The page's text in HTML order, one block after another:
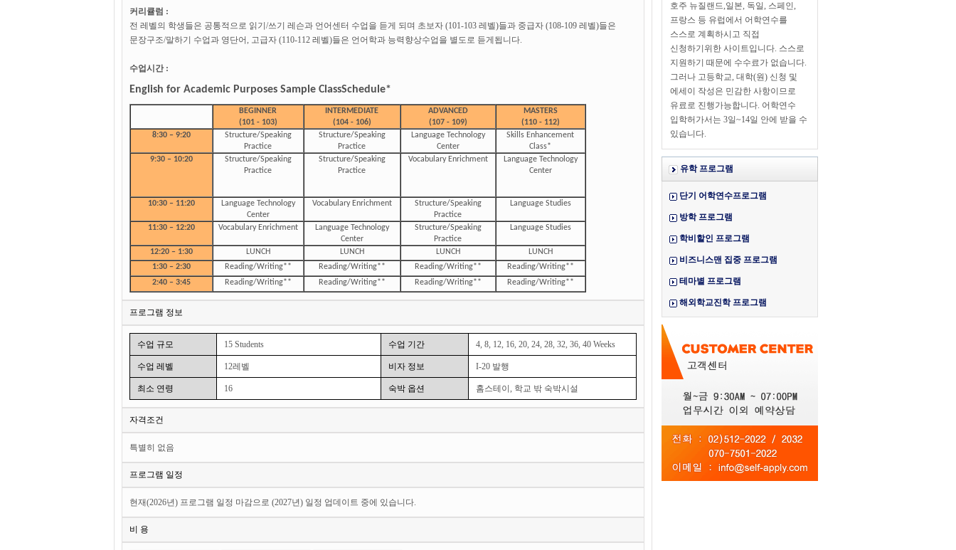
커리큘럼 :
전 레벨의 학생들은 공통적으로 읽기/쓰기 레슨과 언어센터 수업을 듣게 되며 초보자 (101-103 레벨)들과 중급자 (108-109 레벨)들은
문장구조/말하기 수업과 영단어, 고급자 (110-112 레벨)들은 언어학과 능력향상수업을 별도로 듣게됩니다.
수업시간 :
English for Academic Purposes Sample ClassSchedule*
BEGINNER
(101 - 103)
INTERMEDIATE
(104 - 106)
ADVANCED
(107 - 109)
MASTERS
(110 - 112)
8:30 – 9:20
Structure/Speaking
Practice
Structure/Speaking
Practice
Language Technology
Center
Skills Enhancement
Class*
9:30 – 10:20
Structure/Speaking
Practice
Structure/Speaking
Practice
Vocabulary Enrichment
Language Technology
Center
10:30 – 11:20
Language Technology
Center
Vocabulary Enrichment
Structure/Speaking
Practice
Language Studies
11:30 – 12:20 Vocabulary Enrichment
Language Technology
Center
Structure/Speaking
Practice
Language Studies
12:20 – 1:30 LUNCH LUNCH LUNCH
LUNCH
1:30 – 2:30
Reading/Writing** Reading/Writing** Reading/Writing**
Reading/Writing**
2:40 – 3:45
Reading/Writing** Reading/Writing** Reading/Writing** Reading/Writing**
프로그램 정보
수업 규모 15 Students 수업 기간 4, 8, 12, 16, 20, 24, 28, 32, 36, 40 Weeks
수업 레벨 12레벨 비자 정보 I-20 발행
최소 연령 16 숙박 옵션 홈스테이, 학교 밖 숙박시설
자격조건
특별히 없음
프로그램 일정
현재(2026년) 프로그램 일정 마감으로 (2027년) 일정 업데이트 중에 있습니다.
비 용
호주 뉴질랜드,일본, 독일, 스페인,
프랑스 등 유럽에서 어학연수를
스스로 계획하시고 직접
신청하기위한 사이트입니다. 스스로
지원하기 때문에 수수료가 없습니다.
그러나 고등학교, 대학(원) 신청 및
에세이 작성은 민감한 사항이므로
유료로 진행가능합니다. 어학연수
입학허가서는 3일~14일 안에 받을 수
있습니다.
유학 프로그램
단기 어학연수프로그램
방학 프로그램
학비할인 프로그램
비즈니스맨 집중 프로그램
테마별 프로그램
해외학교진학 프로그램